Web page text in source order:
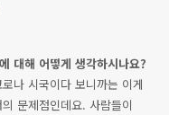
대해 어떻게 생각하시나요?
나 시국이다 보니까는 이게
문제점인데요. 사람들이